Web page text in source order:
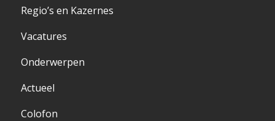
Regio’s en Kazernes
Vacatures
Onderwerpen
Actueel
Colofon